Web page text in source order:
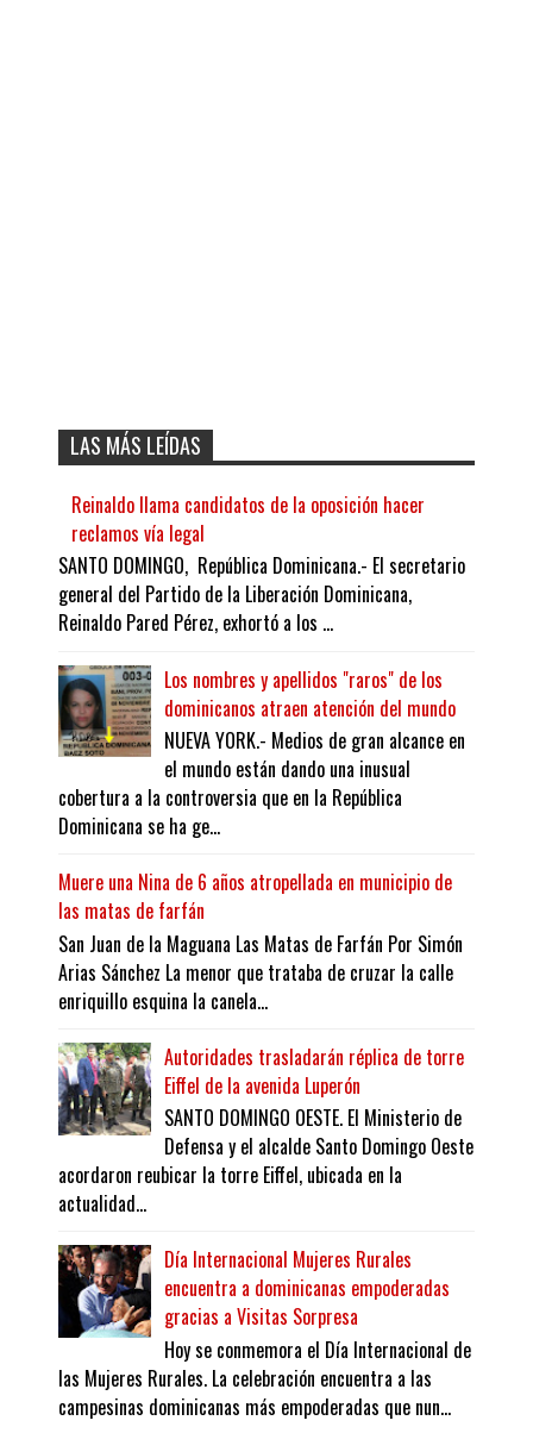
LAS MÁS LEÍDAS
Reinaldo llama candidatos de la oposición hacer
reclamos vía legal
SANTO DOMINGO, República Dominicana.- El secretario
general del Partido de la Liberación Dominicana,
Reinaldo Pared Pérez, exhortó a los ...
Los nombres y apellidos "raros" de los
dominicanos atraen atención del mundo
NUEVA YORK.- Medios de gran alcance en
el mundo están dando una inusual
cobertura a la controversia que en la República
Dominicana se ha ge...
Muere una Nina de 6 años atropellada en municipio de
las matas de farfán
San Juan de la Maguana Las Matas de Farfán Por Simón
Arias Sánchez La menor que trataba de cruzar la calle
enriquillo esquina la canela...
Autoridades trasladarán réplica de torre
Eiffel de la avenida Luperón
SANTO DOMINGO OESTE. El Ministerio de
Defensa y el alcalde Santo Domingo Oeste
acordaron reubicar la torre Eiffel, ubicada en la
actualidad...
Día Internacional Mujeres Rurales
encuentra a dominicanas empoderadas
gracias a Visitas Sorpresa
Hoy se conmemora el Día Internacional de
las Mujeres Rurales. La celebración encuentra a las
campesinas dominicanas más empoderadas que nun...